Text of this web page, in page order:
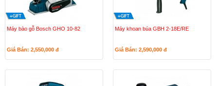
Máy bào gỗ Bosch GHO 10-82
Giá Bán: 2,550,000 đ
Máy khoan búa GBH 2-18E/RE
Giá Bán: 2,590,000 đ